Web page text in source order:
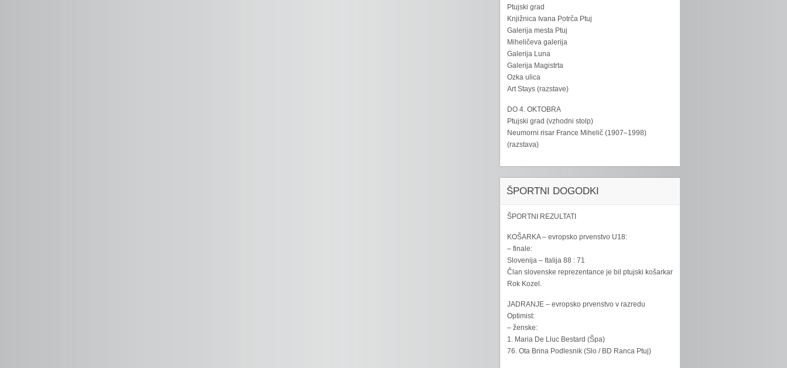
Ptujski grad
Knjižnica Ivana Potrča Ptuj
Galerija mesta Ptuj
Miheličeva galerija
Galerija Luna
Galerija Magistrta
Ozka ulica
Art Stays (razstave)
DO 4. OKTOBRA
Ptujski grad (vzhodni stolp)
Neumorni risar France Mihelič (1907–1998)
(razstava)
ŠPORTNI DOGODKI
ŠPORTNI REZULTATI
KOŠARKA – evropsko prvenstvo U18:
– finale:
Slovenija – Italija 88 : 71
Član slovenske reprezentance je bil ptujski košarkar
Rok Kozel.
JADRANJE – evropsko prvenstvo v razredu
Optimist:
– ženske:
1. Maria De Lluc Bestard (Špa)
76. Ota Brina Podlesnik (Slo / BD Ranca Ptuj)